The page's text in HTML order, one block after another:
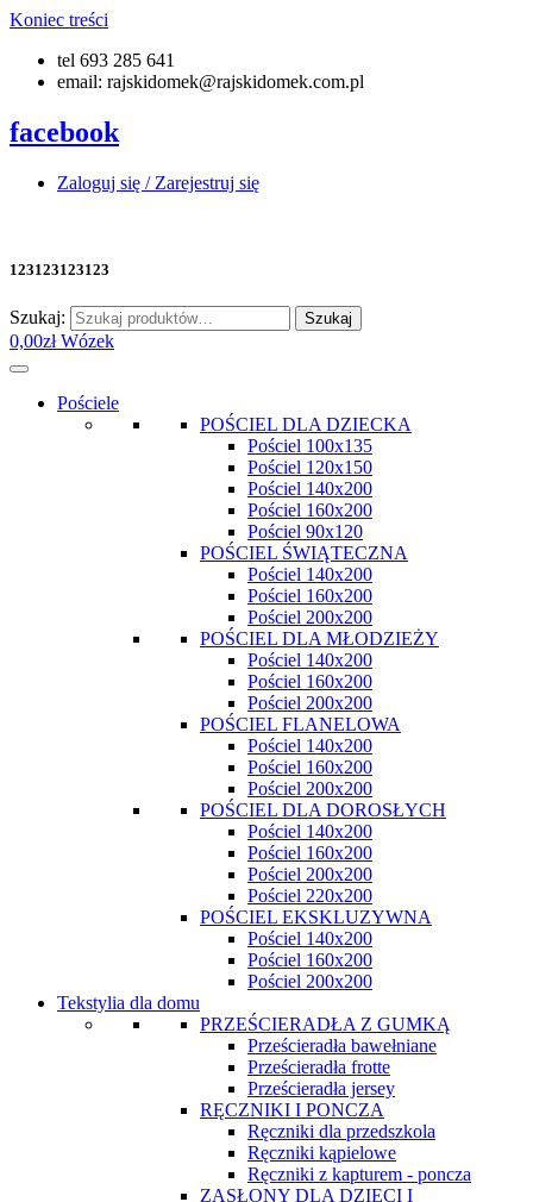
Koniec treści
tel 693 285 641
email: rajskidomek@rajskidomek.com.pl
facebook
Zaloguj się / Zarejestruj się
123123123123
Szukaj: Szukaj
0,00zł Wózek
Pościele
POŚCIEL DLA DZIECKA
Pościel 100x135
Pościel 120x150
Pościel 140x200
Pościel 160x200
Pościel 90x120
POŚCIEL ŚWIĄTECZNA
Pościel 140x200
Pościel 160x200
Pościel 200x200
POŚCIEL DLA MŁODZIEŻY
Pościel 140x200
Pościel 160x200
Pościel 200x200
POŚCIEL FLANELOWA
Pościel 140x200
Pościel 160x200
Pościel 200x200
POŚCIEL DLA DOROSŁYCH
Pościel 140x200
Pościel 160x200
Pościel 200x200
Pościel 220x200
POŚCIEL EKSKLUZYWNA
Pościel 140x200
Pościel 160x200
Pościel 200x200
Tekstylia dla domu
PRZEŚCIERADŁA Z GUMKĄ
Prześcieradła bawełniane
Prześcieradła frotte
Prześcieradła jersey
RĘCZNIKI I PONCZA
Ręczniki dla przedszkola
Ręczniki kąpielowe
Ręczniki z kapturem - poncza
ZASŁONY DLA DZIECI I